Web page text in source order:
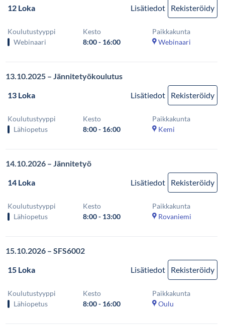
12 Loka Lisätiedot Rekisteröidy
Koulutustyyppi
Webinaari
Kesto
8:00 - 16:00
Paikkakunta
Webinaari
13.10.2025 – Jännitetyökoulutus
13 Loka
Lisätiedot Rekisteröidy
Koulutustyyppi
Lähiopetus
Kesto
8:00 - 16:00
Paikkakunta
Kemi
14.10.2026 – Jännitetyö
14 Loka
Lisätiedot Rekisteröidy
Koulutustyyppi
Lähiopetus
Kesto
8:00 - 13:00
Paikkakunta
Rovaniemi
15.10.2026 – SFS6002
15 Loka
Lisätiedot Rekisteröidy
Koulutustyyppi
Lähiopetus
Kesto
8:00 - 16:00
Paikkakunta
Oulu